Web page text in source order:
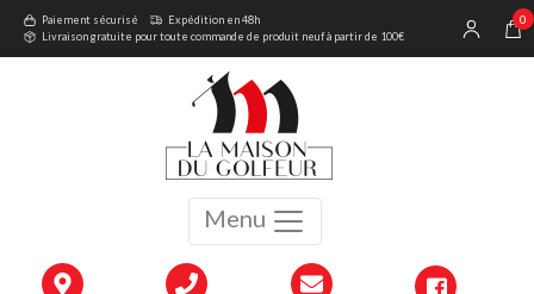
Menu
Paiement sécurisé
Expédition en 48h
Livraison gratuite pour toute commande de produit neuf à partir de 100€
0